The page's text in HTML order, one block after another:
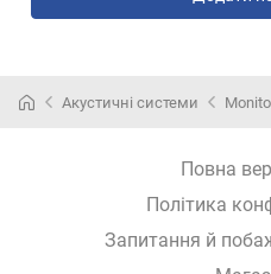
Акустичні системи
Повна
Політика
Запитання й